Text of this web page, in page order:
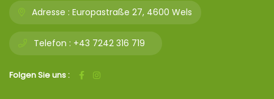
Adresse : Europastraße 27, 4600 Wels
Telefon : +43 7242 316 719
Folgen Sie uns :